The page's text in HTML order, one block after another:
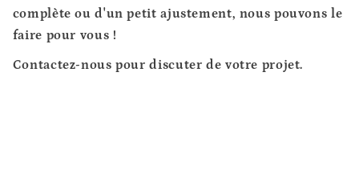
complète ou d'un petit ajustement, nous pouvons le
faire pour vous !
Contactez-nous pour discuter de votre projet.